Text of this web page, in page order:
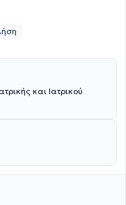
και Ιατρικού